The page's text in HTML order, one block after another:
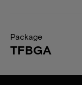
Package
TFBGA